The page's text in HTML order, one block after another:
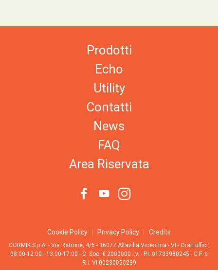
Prodotti
Echo
Utility
Contatti
News
FAQ
Area Riservata
Cookie Policy Privacy Policy Credits
CORMIK S.p.A. - Via Retrone, 4/6 - 36077 Altavilla Vicentina - VI - Orari uffici:
08:00-12:00 - 13:00-17:00 - C. Soc. € 2000000 i.v. - P.I. 01733980245 - C.F. e
R.I. VI 00230050239